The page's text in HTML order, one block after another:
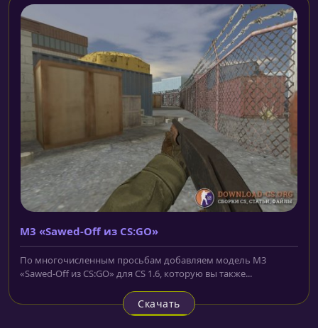
M3 «Sawed-Off из CS:GO»
По многочисленным просьбам добавляем модель M3
«Sawed-Off из CS:GO» для CS 1.6, которую вы также...
Скачать